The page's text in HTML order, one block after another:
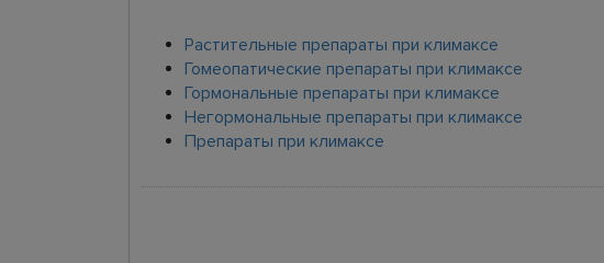
Растительные препараты при климаксе
Гомеопатические препараты при климаксе
Гормональные препараты при климаксе
Негормональные препараты при климаксе
Препараты при климаксе